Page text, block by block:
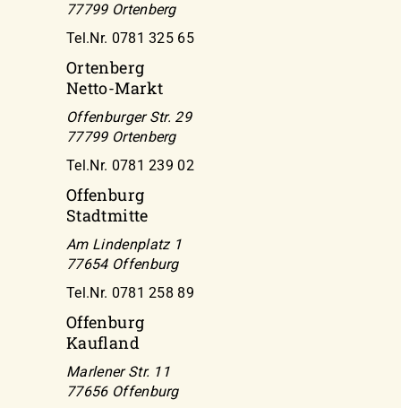
77799 Ortenberg
Tel.Nr. 0781 325 65
Ortenberg
Netto-Markt
Offenburger Str. 29
77799 Ortenberg
Tel.Nr. 0781 239 02
Offenburg
Stadtmitte
Am Lindenplatz 1
77654 Offenburg
Tel.Nr. 0781 258 89
Offenburg
Kaufland
Marlener Str. 11
77656 Offenburg